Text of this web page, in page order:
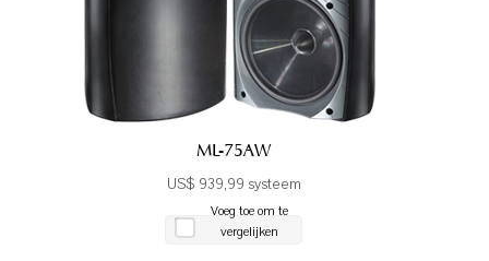
ML-75AW
US$ 939,99 systeem
Voeg toe om te
vergelijken